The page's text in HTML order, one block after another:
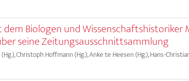
Biologen und Wissenschaftshistoriker
seine Zeitungsausschnittsammlung
Christoph Hoffmann (Hg.), Anke te Heesen (Hg.), Hans-